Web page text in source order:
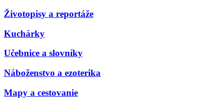
Životopisy a reportáže
Kuchárky
Učebnice a slovníky
Náboženstvo a ezoterika
Mapy a cestovanie